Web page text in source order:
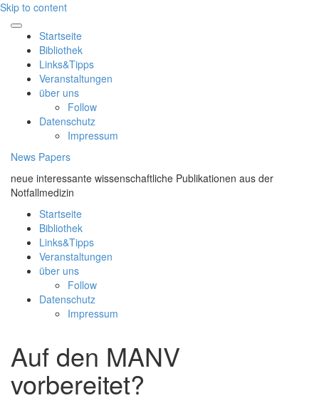
Skip to content
Startseite
Bibliothek
Links&Tipps
Veranstaltungen
über uns
Follow
Datenschutz
Impressum
News Papers
neue interessante wissenschaftliche Publikationen aus der
Notfallmedizin
Startseite
Bibliothek
Links&Tipps
Veranstaltungen
über uns
Follow
Datenschutz
Impressum
Auf den MANV
vorbereitet?